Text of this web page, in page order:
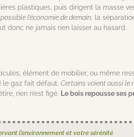
plastiques, puis dirigent la masse
l’économie de demain, la
donc ne jamais rien laisser au hasard.
élément de mobilier, ou même
le gaz fait défaut. Certains voient aussi le
rien n’est figé. Le bois repousse ses
l’environnement et votre sérénité